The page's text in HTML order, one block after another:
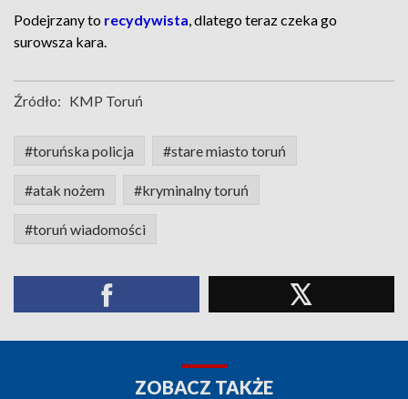
Podejrzany to recydywista, dlatego teraz czeka go
surowsza kara.
Źródło: KMP Toruń
#toruńska policja #stare miasto toruń
#atak nożem #kryminalny toruń
#toruń wiadomości
ZOBACZ TAKŻE